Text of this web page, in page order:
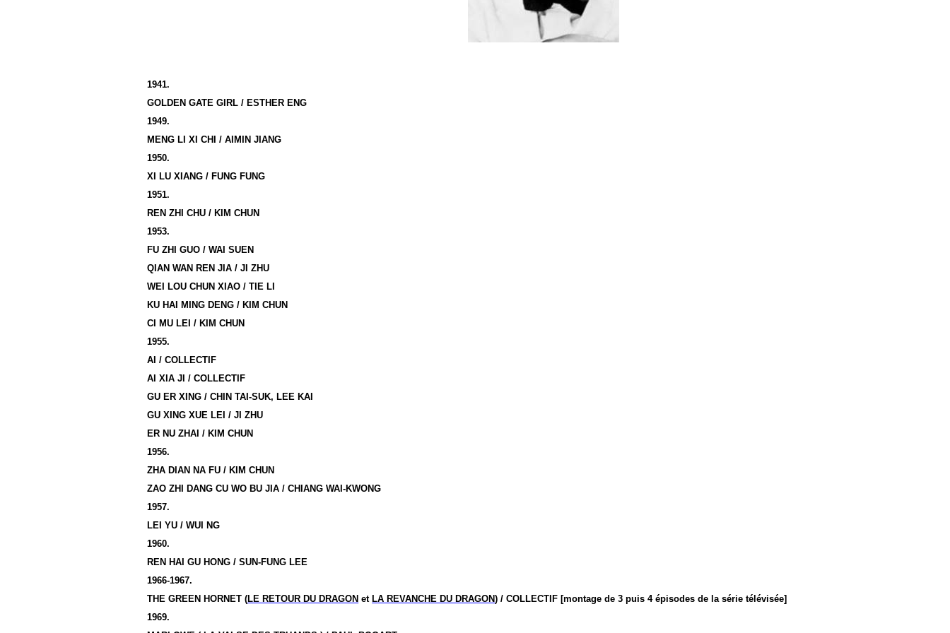
1941.
GOLDEN GATE GIRL / ESTHER ENG
1949.
MENG LI XI CHI / AIMIN JIANG
1950.
XI LU XIANG / FUNG FUNG
1951.
REN ZHI CHU / KIM CHUN
1953.
FU ZHI GUO / WAI SUEN
QIAN WAN REN JIA / JI ZHU
WEI LOU CHUN XIAO / TIE LI
KU HAI MING DENG / KIM CHUN
CI MU LEI / KIM CHUN
1955.
AI / COLLECTIF
AI XIA JI / COLLECTIF
GU ER XING / CHIN TAI-SUK, LEE KAI
GU XING XUE LEI / JI ZHU
ER NU ZHAI / KIM CHUN
1956.
ZHA DIAN NA FU / KIM CHUN
ZAO ZHI DANG CU WO BU JIA / CHIANG WAI-KWONG
1957.
LEI YU / WUI NG
1960.
REN HAI GU HONG / SUN-FUNG LEE
1966-1967.
THE GREEN HORNET (LE RETOUR DU DRAGON et LA REVANCHE DU DRAGON) / COLLECTIF [montage de 3puis 4épisodes de lasérie télévisée]
1969.